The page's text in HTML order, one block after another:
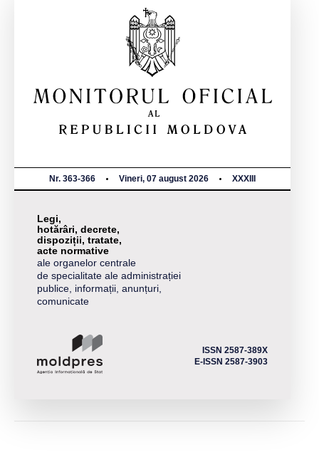
Nr. 363-366 Vineri, 07 august 2026 XXXIII
Legi,
hotărâri, decrete,
dispoziții, tratate,
acte normative
ale organelor centrale
de specialitate ale administrației
publice, informații, anunțuri,
comunicate
ISSN 2587-389X
E-ISSN 2587-3903